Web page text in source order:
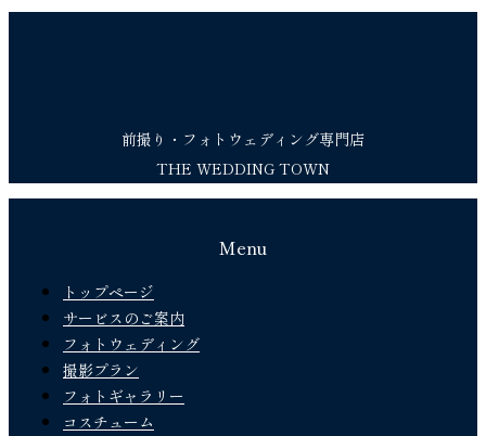
前撮り・フォトウェディング専門店
THE WEDDING TOWN
Menu
トップページ
サービスのご案内
フォトウェディング
撮影プラン
フォトギャラリー
コスチューム